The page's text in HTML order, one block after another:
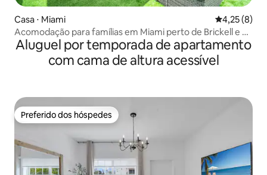
Casa ⋅ Miami 4,25 de
4,25 (8)
Acomodação para famílias em Miami perto de Brickell e do
aeroporto
Aluguel por temporada de apartamento
com cama de altura acessível
Preferido dos hóspedes
Preferido dos hóspedes